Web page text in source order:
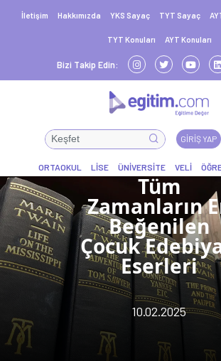
İletişim Hakkımızda YKS Sayaç TYT Sayaç
TYT Konuları AYT Konuları
Bizi Takip Edin:
GIRIŞ YAP
Tüm
Zamanların
Beğenilen
Çocuk
Eserleri
10.02.2025